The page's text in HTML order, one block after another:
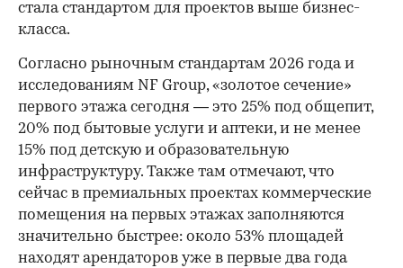
стала стандартом для проектов выше бизнес-
класса.
Согласно рыночным стандартам 2026 года и
исследованиям NF Group, «золотое сечение»
первого этажа сегодня — это 25% под общепит,
20% под бытовые услуги и аптеки, и не менее
15% под детскую и образовательную
инфраструктуру. Также там отмечают, что
сейчас в премиальных проектах коммерческие
помещения на первых этажах заполняются
значительно быстрее: около 53% площадей
находят арендаторов уже в первые два года